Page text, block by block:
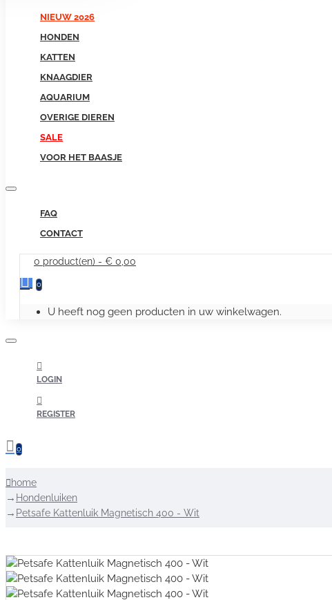
NIEUW 2026
HONDEN
KATTEN
KNAAGDIER
AQUARIUM
OVERIGE DIEREN
SALE
VOOR HET BAASJE
FAQ
CONTACT
0 product(en) - € 0,00
0
U heeft nog geen producten in uw winkelwagen.
LOGIN
REGISTER
0
home
Hondenluiken
Petsafe Kattenluik Magnetisch 400 - Wit